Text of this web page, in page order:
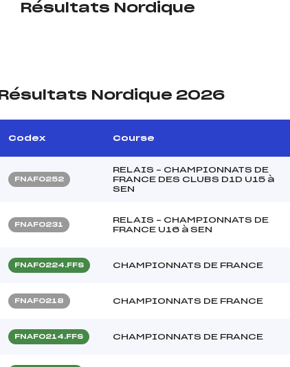
Résultats Nordique
Résultats Nordique 2026
Codex Course
FNAF0252
RELAIS – CHAMPIONNATS DE
FRANCE DES CLUBS D1D U15 à
SEN
FNAF0231
RELAIS – CHAMPIONNATS DE
FRANCE U16 à SEN
FNAF0224.FFS CHAMPIONNATS DE FRANCE
FNAF0218 CHAMPIONNATS DE FRANCE
FNAF0214.FFS CHAMPIONNATS DE FRANCE